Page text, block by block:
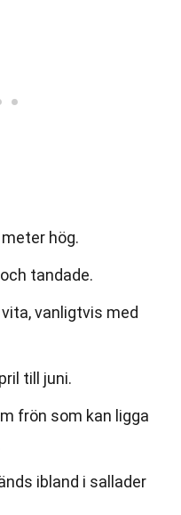
hög.
tandade.
vanligtvis med
till juni.
frön som kan ligga
ibland i sallader